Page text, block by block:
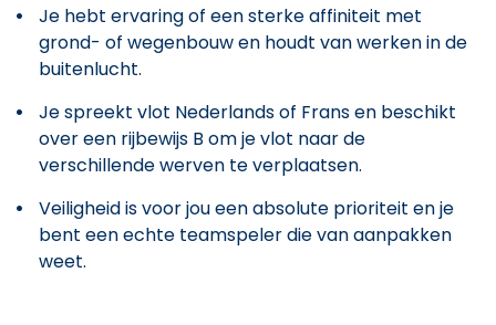
Je hebt ervaring of een sterke affiniteit met
grond- of wegenbouw en houdt van werken in de
buitenlucht.
Je spreekt vlot Nederlands of Frans en beschikt
over een rijbewijs B om je vlot naar de
verschillende werven te verplaatsen.
Veiligheid is voor jou een absolute prioriteit en je
bent een echte teamspeler die van aanpakken
weet.